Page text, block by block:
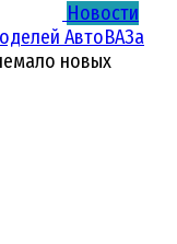
Новости
АвтоВАЗа
новых